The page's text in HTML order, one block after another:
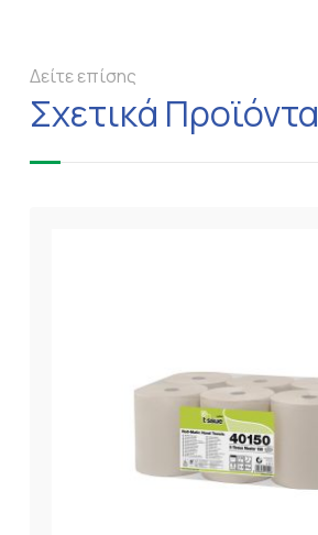
Δείτε επίσης
Σχετικά Προϊόντα